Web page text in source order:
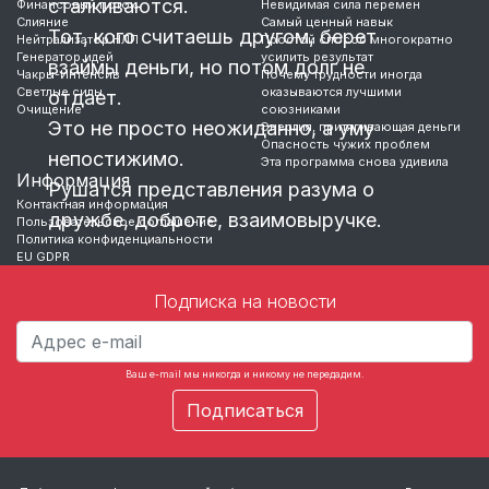
сталкиваются.
Тот, кого считаешь другом, берет
взаймы деньги, но потом долг не
отдает.
Это не просто неожиданно, а уму
непостижимо.
Рушатся представления разума о
дружбе, доброте, взаимовыручке.
Причина же там, где разум ее не ищет.
Материальные блага, к коим относятся
и деньги, в «Энергоканале»
представлены сектором,
Финансовый поток
Слияние
Нейтрализатор НЛП
Генератор идей
Чакры-Интенсив
Светлые силы
Очищение
Невидимая сила перемен
Самый ценный навык
Простой способ многократно
усилить результат
Почему трудности иногда
оказываются лучшими
союзниками
Энергия, притягивающая деньги
Опасность чужих проблем
Эта программа снова удивила
Информация
Контактная информация
Пользовательское соглашение
Политика конфиденциальности
EU GDPR
Подписка на новости
Ваш e-mail мы никогда и никому не передадим.